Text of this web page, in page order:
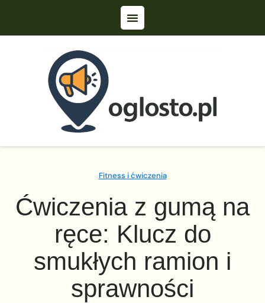
Fitness i ćwiczenia
Ćwiczenia z gumą na
ręce: Klucz do
smukłych ramion i
sprawności